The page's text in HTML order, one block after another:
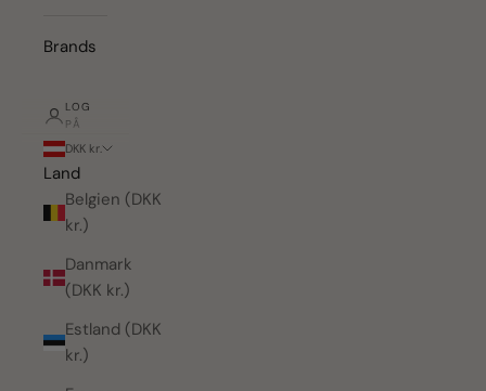
Brands
LOG
PÅ
DKK kr.
Land
Belgien (DKK
kr.)
Danmark
(DKK kr.)
Estland (DKK
kr.)